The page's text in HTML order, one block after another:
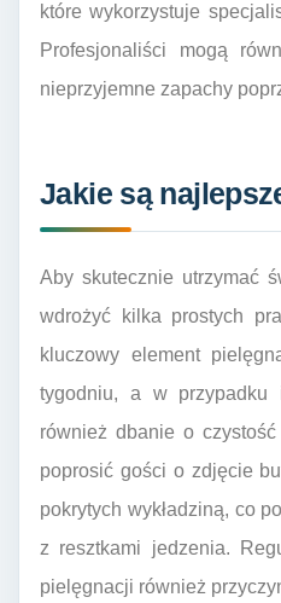
które wykorzystuje
Profesjonaliści mogą
nieprzyjemne zapachy
Jakie są
Aby skutecznie utrzymać
wdrożyć kilka prostych
kluczowy element
tygodniu, a w przypadku
również dbanie o
poprosić gości o zdjęcie
pokrytych wykładziną, co
z resztkami jedzenia.
pielęgnacji również